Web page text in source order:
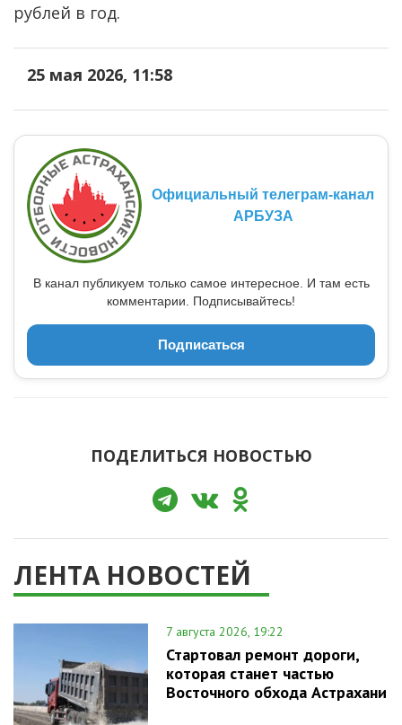
рублей в год.
25 мая 2026, 11:58
Официальный телеграм-канал
АРБУЗА
В канал публикуем только самое интересное. И там есть
комментарии. Подписывайтесь!
Подписаться
ПОДЕЛИТЬСЯ НОВОСТЬЮ
ЛЕНТА НОВОСТЕЙ
7 августа 2026, 19:22
Стартовал ремонт дороги,
которая станет частью
Восточного обхода Астрахани